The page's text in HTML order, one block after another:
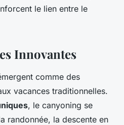
le lien entre le
Innovantes
comme des
vacances traditionnelles.
, le canyoning se
randonnée, la descente en